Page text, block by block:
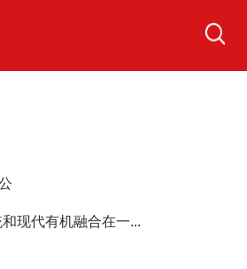
现代有机融合在一...